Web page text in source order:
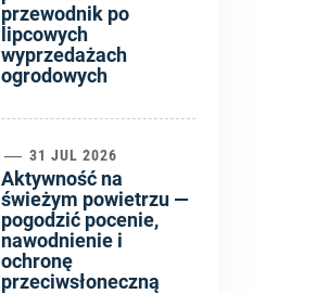
przewodnik po
lipcowych
wyprzedażach
ogrodowych
31 JUL 2026
Aktywność na
świeżym powietrzu —
pogodzić pocenie,
nawodnienie i
ochronę
przeciwsłoneczną